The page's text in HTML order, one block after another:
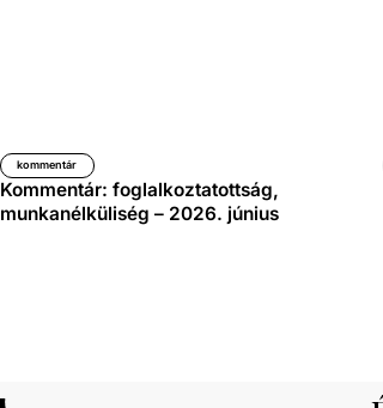
kommentár
Kommentár: foglalkoztatottság,
munkanélküliség – 2026. június